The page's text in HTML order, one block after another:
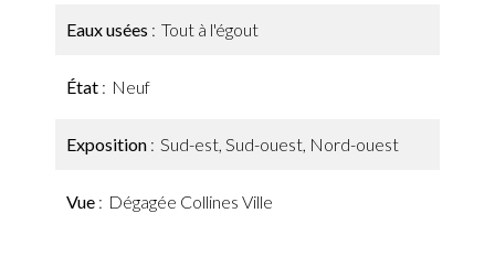
Eaux usées Tout à l'égout
État Neuf
Exposition Sud-est, Sud-ouest, Nord-ouest
Vue Dégagée Collines Ville